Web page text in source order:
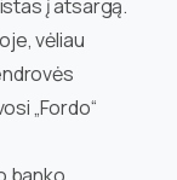
į atsargą.
vėliau
„Fordo“